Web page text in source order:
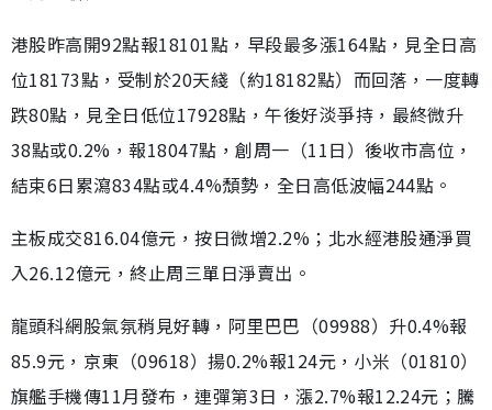
港股昨高開92點報18101點，早段最多漲164點，見全日高
位18173點，受制於20天綫（約18182點）而回落，一度轉
跌80點，見全日低位17928點，午後好淡爭持，最終微升
38點或0.2%，報18047點，創周一（11日）後收市高位，
結束6日累瀉834點或4.4%頹勢，全日高低波幅244點。
主板成交816.04億元，按日微增2.2%；北水經港股通淨買
入26.12億元，終止周三單日淨賣出。
龍頭科網股氣氛稍見好轉，阿里巴巴（09988）升0.4%報
85.9元，京東（09618）揚0.2%報124元，小米（01810）
旗艦手機傳11月發布，連彈第3日，漲2.7%報12.24元；騰